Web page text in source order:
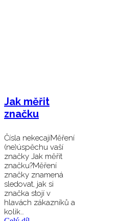
Jak měřit
značku
Čísla nekecajíMěření
(ne)úspěchu vaší
značky Jak měřit
značku?Měření
značky znamená
sledovat, jak si
značka stojí v
hlavách zákazníků a
kolik…